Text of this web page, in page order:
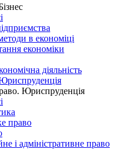
в економіці
економіки
діяльність
Юриспруденція
право
і адміністративне право